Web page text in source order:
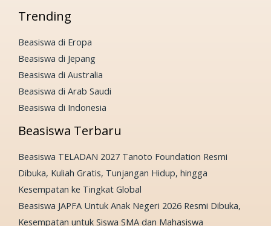
Trending
Beasiswa di Eropa
Beasiswa di Jepang
Beasiswa di Australia
Beasiswa di Arab Saudi
Beasiswa di Indonesia
Beasiswa Terbaru
Beasiswa TELADAN 2027 Tanoto Foundation Resmi
Dibuka, Kuliah Gratis, Tunjangan Hidup, hingga
Kesempatan ke Tingkat Global
Beasiswa JAPFA Untuk Anak Negeri 2026 Resmi Dibuka,
Kesempatan untuk Siswa SMA dan Mahasiswa